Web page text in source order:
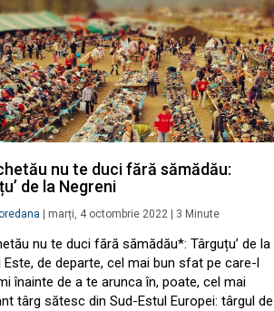
nu te duci fără sămădău:
de la Negreni
marți, 4 octombrie 2022 3 Minute
nu te duci fără sămădău*: Târguțu’ de la
Este, de departe, cel mai bun sfat pe care-l
înainte de a te arunca în, poate, cel mai
târg sătesc din Sud-Estul Europei: târgul de